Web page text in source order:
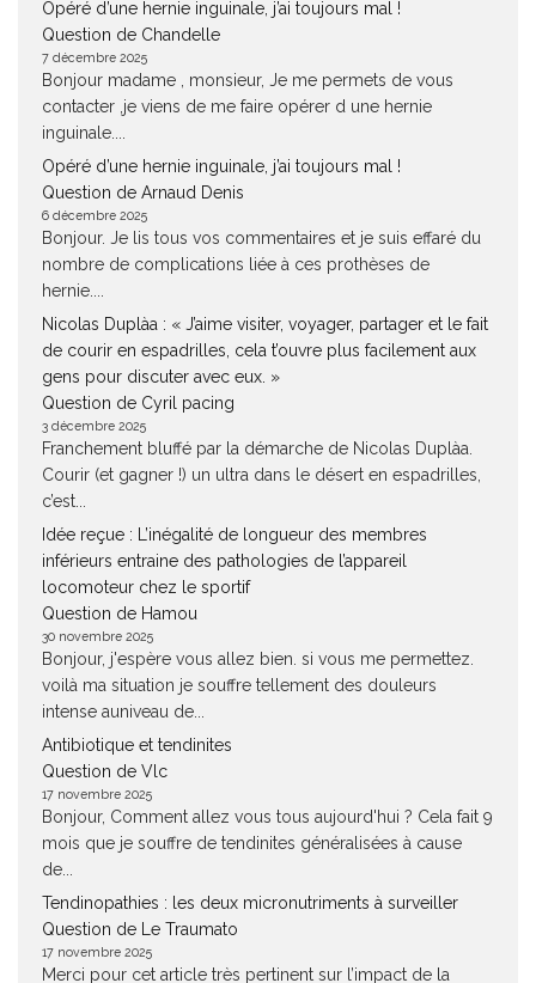
Opéré d’une hernie inguinale, j’ai toujours mal !
Question de Chandelle
7 décembre 2025
Bonjour madame , monsieur, Je me permets de vous
contacter ,je viens de me faire opérer d une hernie
inguinale....
Opéré d’une hernie inguinale, j’ai toujours mal !
Question de Arnaud Denis
6 décembre 2025
Bonjour. Je lis tous vos commentaires et je suis effaré du
nombre de complications liée à ces prothèses de
hernie....
Nicolas Duplàa : « J’aime visiter, voyager, partager et le fait
de courir en espadrilles, cela t’ouvre plus facilement aux
gens pour discuter avec eux. »
Question de Cyril pacing
3 décembre 2025
Franchement bluffé par la démarche de Nicolas Duplàa.
Courir (et gagner !) un ultra dans le désert en espadrilles,
c’est...
Idée reçue : L’inégalité de longueur des membres
inférieurs entraine des pathologies de l’appareil
locomoteur chez le sportif
Question de Hamou
30 novembre 2025
Bonjour, j'espère vous allez bien. si vous me permettez.
voilà ma situation je souffre tellement des douleurs
intense auniveau de...
Antibiotique et tendinites
Question de Vlc
17 novembre 2025
Bonjour, Comment allez vous tous aujourd'hui ? Cela fait 9
mois que je souffre de tendinites généralisées à cause
de...
Tendinopathies : les deux micronutriments à surveiller
Question de Le Traumato
17 novembre 2025
Merci pour cet article très pertinent sur l’impact de la